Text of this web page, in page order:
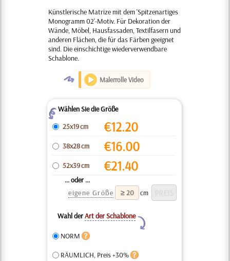
Künstlerische Matrize mit dem 'Spitzenartiges
Monogramm 02'-Motiv. Für Dekoration der
Wände, Möbel, Hausfassaden, Textilfasern und
anderen Flächen, die für das Färben geeignet
sind. Die einschichtige wiederverwendbare
Schablone.
O Malerrolle Video
ZWählen Sie die Größe
25x19 cm
€12.20
38x28 cm €16.00
52x39 cm €21.40
... oder ...
eigene Größe
cm
Wahl derArt der Schablone
Y
NORM
RÄUMLICH, Preis +30%